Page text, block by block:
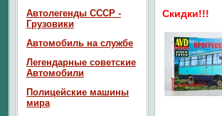
Скидки!!!
Автолегенды СССР -
Грузовики
Автомобиль на службе
Легендарные советские
Автомобили
Полицейские машины
мира